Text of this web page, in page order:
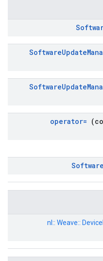
SoftwareUpdate
SoftwareUpdate
operator=
nl:: Weave::